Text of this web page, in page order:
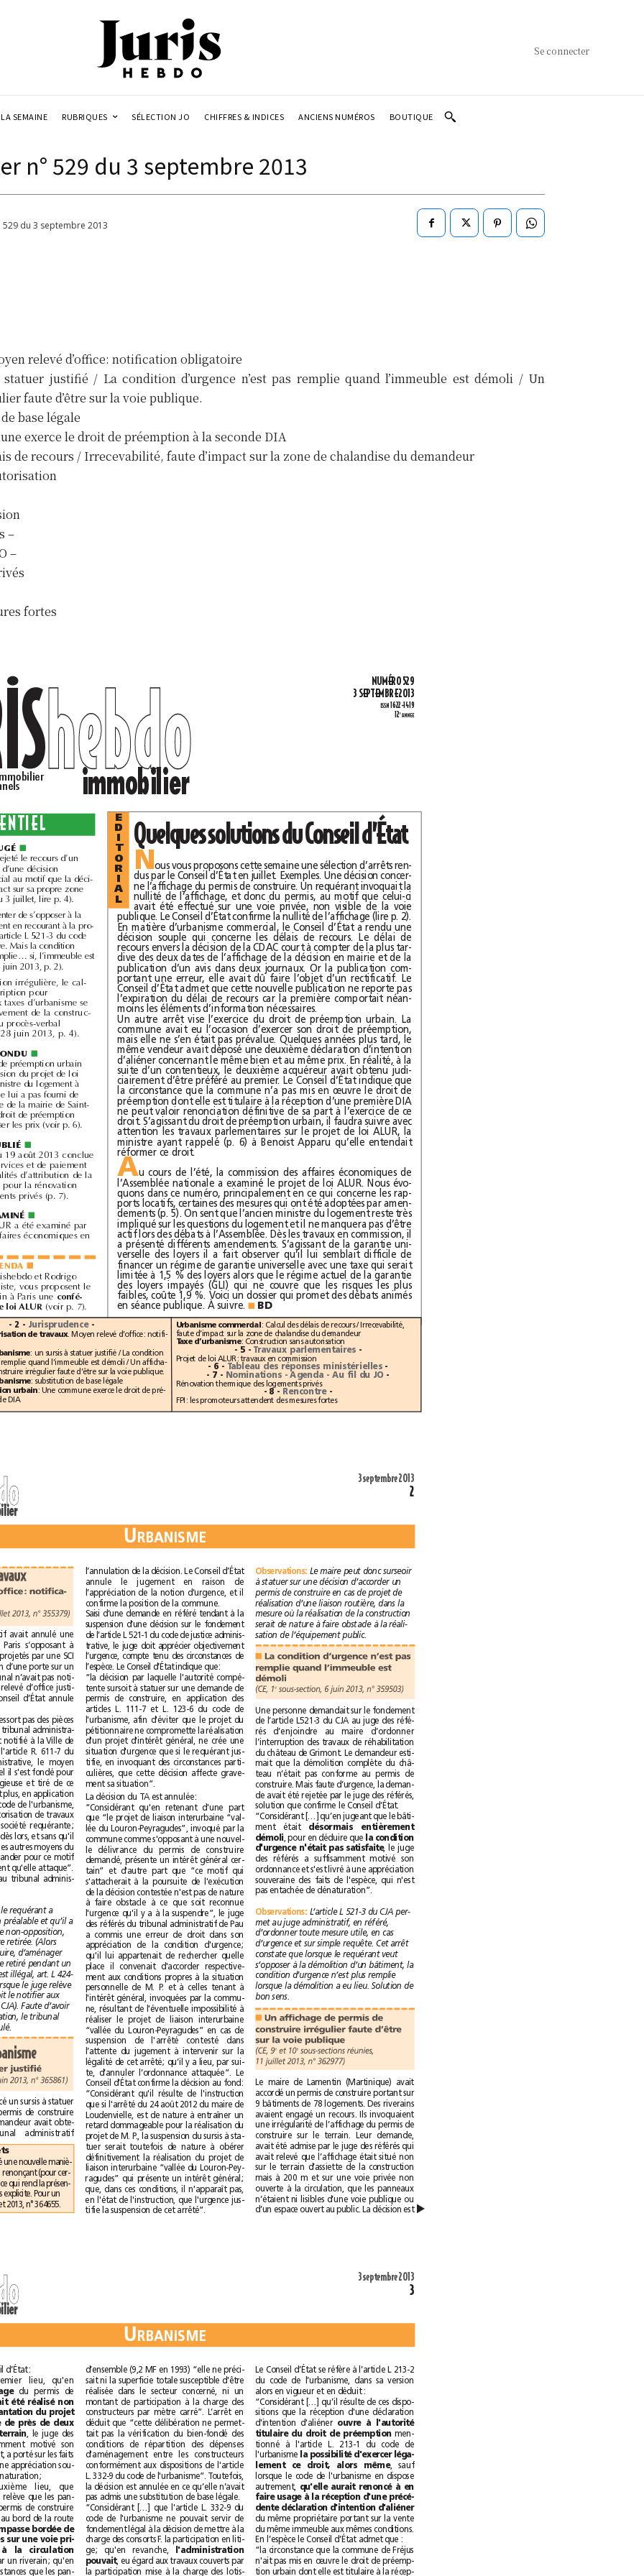
Se connecter
SEMAINE RUBRIQUES SÉLECTION JO CHIFFRES & INDICES ANCIENS NUMÉROS BOUTIQUE
n° 529 du 3 septembre 2013
529 du 3 septembre 2013
relevé d’office: notification obligatoire
justifié / La condition d’urgence n’est pas remplie quand l’immeuble est démoli / Un
faute d’être sur la voie publique.
base légale
exerce le droit de préemption à la seconde DIA
de recours / Irrecevabilité, faute d’impact sur la zone de chalandise du demandeur
–
–
fortes
JUGÉ
Le Conseil d’État a rejeté le recours d’un
requérant à l’encontre d’une décision
d’urbanisme commercial au motif que la déci-
sion n’avait pas d’impact sur sa propre zone
de chalandise (arrêt du 3juillet, lire p.4).
Un requérant peut tenter de s’opposer à la
démolition d’un bâtiment en recourant à la pro-
cédure d’urgence de l’article L 521-3 du code
de justice administrative. Mais la condition
d’urgence n’est pas remplie… si, l’immeuble est
déjà démoli (arrêt du 6juin 2013, p.2).
Pour une construction irrégulière, le cal-
cul du délai de prescription pour
l’assujettissement aux taxes d’urbanisme se
fait à partir de l’achèvement de la construc-
tion et non à partir du procès-verbal
d’infraction (arrêt du 28juin2013, p.4).
RÉPONDU
Le régime du droit de préemption urbain
doit être revu à l’occasion du projet de loi
ALUR a indiqué la ministre du logement à
Benoist Apparu. Elle ne lui a pas fourni de
réponse sur la pratique de la mairie de Saint-
Ouen qui recourt au droit de préemption
urbain pour faire baisser les prix (voir p.6).
PUBLIÉ
Une convention du 19août2013 conclue
entre l’Agence des services et de paiement
et l’État fixe les modalités d’attribution de la
prime exceptionnelle pour la rénovation
thermique des logements privés (p.7).
EXAMINÉ
Le projet de loi ALUR a été examiné par
la commission des affaires économiques en
AGENDA
La rédaction de Jurishebdo et Rodrigo
Acosta-Garcia, urbaniste, vous proposent le
prochain à Paris une confé-
rence sur le projet de loi ALUR (voir p.7).
Quelques solutions du Conseil d’État
N
ous vous proposons cette semaine une sélection d’arrêts ren-
dus par le Conseil d’État en juillet. Exemples. Une décision concer-
ne l’affichage du permis de construire. Un requérant invoquait la
nullité de l’affichage, et donc du permis, au motif que celui-ci
avait été effectué sur une voie privée, non visible de la voie
publique. Le Conseil d’État confirme la nullité de l’affichage (lire p.2).
En matière d’urbanisme commercial, le Conseil d’État a rendu une
décision souple qui concerne les délais de recours. Le délai de
recours envers la décision de la CDAC court à compter de la plus tar-
dive des deux dates de l’affichage de la décision en mairie et de la
publication d’un avis dans deux journaux. Or la publication com-
portant une erreur, elle avait dû faire l’objet d’un rectificatif. Le
Conseil d’État admet que cette nouvelle publication ne reporte pas
l’expiration du délai de recours car la première comportait néan-
moins les éléments d’information nécessaires.
Un autre arrêt vise l’exercice du droit de préemption urbain. La
commune avait eu l’occasion d’exercer son droit de préemption,
mais elle ne s’en était pas prévalue. Quelques années plus tard, le
même vendeur avait déposé une deuxième déclaration d’intention
d’aliéner concernant le même bien et au même prix. En réalité, à la
suite d’un contentieux, le deuxième acquéreur avait obtenu judi-
ciairement d’être préféré au premier. Le Conseil d’État indique que
la circonstance que la commune n’a pas mis en œuvre le droit de
préemption dont elle est titulaire à la réception d’une première DIA
ne peut valoir renonciation définitive de sa part à l’exercice de ce
droit. S’agissant du droit de préemption urbain, il faudra suivre avec
attention les travaux parlementaires sur le projet de loi ALUR, la
ministre ayant rappelé (p.6) à Benoist Apparu qu’elle entendait
réformer ce droit.
A
u cours de l’été, la commission des affaires économiques de
l’Assemblée nationale a examiné le projet de loi ALUR. Nous évo-
quons dans ce numéro, principalement en ce qui concerne les rap-
ports locatifs, certaines des mesures qui ont été adoptées par amen-
dements (p.5). On sent que l’ancien ministre du logement reste très
impliqué sur les questions du logement et il ne manquera pas d’être
a présenté différents amendements. S’agissant de la garantie uni-
verselle des loyers il a fait observer qu’il lui semblait difficile de
financer un régime de garantie universelle avec une taxe qui serait
limitée à 1,5% des loyers alors que le régime actuel de la garantie
des loyers impayés (GLI) qui ne couvre que les risques les plus
faibles, coûte 1,9%. Voici un dossier qui promet des débats animés
en séance publique. À suivre.
BD
JURISh
he
eb
bd
do
o
La lettre du droit immobilier
pour les professionnels
NUM É
RO 529
3 SEPTEMBRE 2013
ISSN
1622-1419
12
ANNEE
L’ESSENTIEL
immobilier
- 2 - Jurisprudence -
Autorisation de travaux
. Moyen relevé d’office: notifi-
Autorisation d’urbanisme : un sursis à statuer justifié / La condition
d’urgence n’est pas remplie quand l’immeuble est démoli / Un afficha-
ge de permis de construire irrégulier faute d’être sur la voie publique.
Participation d’urbanisme : substitution de base légale
Droit de préemption urbain : Une commune exerce le droit de pré-
emption à la seconde DIA
Urbanisme commercial : Calcul des délais de recours / Irrecevabilité,
faute d’impact sur la zone de chalandise du demandeur
Taxe d’urbanisme : Construction sans autorisation
- 5 - Travaux parlementaires -
Projet de loi ALUR: travaux en commission
- 6 - Tableau des réponses ministérielles -
- 7 -
Nominations - Agenda - Au fil du JO -
Rénovation thermique des logements privés
- 8 - Rencontre -
FPI: les promoteurs attendent des mesures fortes
E
D
T
O
R
A
L
3septembre 2013
2
o
o
immobilier
U
U R
R B
BA
A N
N S
S M
M E
E
▲
Autorisation de travaux
Moyen relevé d’office: notifica-
sous-section, 9juillet2013, n°355379)
Le tribunal administratif avait annulé une
décision du maire de Paris s‘opposant à
l’exécution de travaux projetés par une SCI
consistant en la création d’une porte sur un
mur pignon. Or le tribunal n’avait pas noti-
fié à la Ville le moyen relevé d’office justi-
fiant la décision. Le Conseil d’État annule
“Considérant qu'il ne ressort pas des pièces
de la procédure que le tribunal administra-
tif aurait effectivement notifié à la Ville de
Paris, comme l'impose l'article R. 611-7 du
code de justice administrative, le moyen
relevé d'office sur lequel il s'est fondé pour
annuler la décision litigieuse et tiré de ce
que le maire ne pouvait plus, en application
de l'article L. 424-5 du code de l'urbanisme,
légalement retirer l'autorisation de travaux
dont était titulaire la société requérante;
soit besoin d'examiner les autres moyens du
pourvoi, fondée à demander pour ce motif
l'annulation du jugement qu'elle attaque”.
L’affaire est renvoyée au tribunal adminis-
Lorsque le requérant a
déposé une déclaration préalable et qu’il a
obtenu une  décision de non-opposition,
celle-ci ne peut plus être retirée. (Alors
qu’un permis de construire, d’aménager
ou de démolir peut être retiré pendant un
délai de trois mois, s’il est illégal, art. L 424-
5 du code de l’urb.). Lorsque le juge relève
ce moyen d’office, il doit le notifier aux
parties (art. R 611-7 du CJA). Faute d’avoir
procédé à cette notification, le tribunal
voit son jugement annulé.
Autorisation d’urbanisme
Un sursis à statuer justifié
sous-section, 28juin 2013, n°365861)
Un maire avait prononcé un sursis à statuer
sur une demande de permis de construire
trois logements. Le demandeur avait obte-
nu devant le tribunal administratif
l’annulation de la décision. Le Conseil d’État
annule le jugement en raison de
confirme la position de la commune.
Saisi d’une demande en référé tendant à la
suspension d’une décision sur le fondement
de l’article L 521-1 du code de justice adminis-
trative, le juge doit apprécier objectivement
l’urgence, compte tenu des circonstances de
l’espèce. Le Conseil d’État indique que:
“la décision par laquelle l'autorité compé-
tente sursoit à statuer sur une demande de
permis de construire, en application des
articles L. 111-7 et L. 123-6 du code de
l'urbanisme, afin d'éviter que le projet du
pétitionnaire ne compromette la réalisation
d'un projet d'intérêt général, ne crée une
situation d'urgence que si le requérant jus-
tifie, en invoquant des circonstances parti-
culières, que cette décision affecte grave-
ment sa situation”.
La décision du TA est annulée:
“Considérant qu'en retenant d'une part
que “le projet de liaison interurbaine “val-
lée du Louron-Peyragudes”, invoqué par la
commune comme s'opposant à une nouvel-
le délivrance du permis de construire
demandé, présente un intérêt général cer-
tain” et d'autre part que “ce motif qui
s'attacherait à la poursuite de l'exécution
de la décision contestée n'est pas de nature
à faire obstacle à ce que soit reconnue
l'urgence qu'il y a à la suspendre”, le juge
des référés du tribunal administratif de Pau
a commis une erreur de droit dans son
appréciation de la condition d'urgence;
qu'il lui appartenait de rechercher quelle
place il convenait d'accorder respective-
ment aux conditions propres à la situation
personnelle de M. P. et à celles tenant à
l'intérêt général, invoquées par la commu-
ne, résultant de l'éventuelle impossibilité à
réaliser le projet de liaison interurbaine
“vallée du Louron-Peyragudes” en cas de
suspension de l'arrêté contesté dans
l’attente du jugement à intervenir sur la
légalité de cet arrêté; qu’il y a lieu, par sui-
te, d’annuler l’ordonnance attaquée”. Le
Conseil d’État confirme la décision au fond:
“Considérant qu'il résulte de l'instruction
que si l'arrêté du 24août 2012 du maire de
Loudenvielle, est de nature à entraîner un
retard dommageable pour la réalisation du
projet de M. P., la suspension du sursis à sta-
tuer serait toutefois de nature à obérer
définitivement la réalisation du projet de
liaison interurbaine “vallée du Louron-Pey-
ragudes” qui présente un intérêt général;
que, dans ces conditions, il n'apparaît pas,
en l'état de l'instruction, que l'urgence jus-
tifie la suspension de cet arrêté”.
O
Ob
bs
se
er
rv
va
at
ti
io
on
ns
s: Le maire peut donc surseoir
à statuer sur une décision d’accorder un
permis de construire en cas de projet de
réalisation d’une liaison routière, dans la
mesure où la réalisation de la construction
serait de nature à faire obstacle à la réali-
sation de l’équipement public.
La condition d’urgence n’est pas
remplie quand l’immeuble est
démoli
(CE, 1e sous-section, 6juin 2013, n°359503)
Une personne demandait sur le fondement
de l’article L521-3 du CJA au juge des réfé-
rés d’enjoindre au maire d’ordonner
l’interruption des travaux de réhabilitation
du château de Grimont. Le demandeur esti-
mait que la démolition complète du châ-
teau n’était pas conforme au permis de
construire. Mais faute d’urgence, la deman-
de avait été rejetée par le juge des référés,
solution que confirme le Conseil d’État.
“Considérant […] qu’en jugeant que le bâti-
ment était
désormais entièrement
démoli
la condition
d'urgence n'était pas satisfaite
, le juge
des référés a suffisamment motivé son
ordonnance et s'est livré à une appréciation
souveraine des faits de l'espèce, qui n'est
pas entachée de dénaturation”.
Observations: L’article L 521-3 du CJA per-
met au juge administratif, en référé,
d’ordonner toute mesure utile, en cas
d’urgence et sur simple requête. Cet arrêt
constate que lorsque le requérant veut
s’opposer à la démolition d’un bâtiment, la
condition d’urgence n’est plus remplie
lorsque la démolition a eu lieu. Solution de
bon sens.
Un affichage de permis de
construire irrégulier faute d’être
sur la voie publique
(CE, 9e et 10e
sous-sections réunies,
11juillet2013, n°362977)
Le maire de Lamentin (Martinique) avait
accordé un permis de construire portant sur
9 bâtiments de 78 logements. Des riverains
avaient engagé un recours. Ils invoquaient
une irrégularité de l’affichage du permis de
construire sur le terrain. Leur demande,
avait été admise par le juge des référés qui
avait relevé que l’affichage était situé non
sur le terrain d’assiette de la construction
mais à 200m et sur une voie privée non
ouverte à la circulation, que les panneaux
n’étaient ni lisibles d’une voie publique ou
d’un espace ouvert au public. La décision est
Rédaction d’arrêts
Le Conseil d’État a adopté une nouvelle maniè-
re de rédiger ses arrêts en renonçant (pour cer-
tains) à la phrase unique, ce qui rend la présen-
tation des arguments plus explicite. Pour un
exemple: arrêt du 17juillet 2013, n°364655.
confirmée par le Conseil d’État:
“Considérant, en premier lieu, qu'en
l'affichage
du permis de
avait été réalisé non
sur le terrain d'implantation du projet
mais à une distance de près de deux
cents mètres de ce terrain
, le juge des
référés, qui a suffisamment motivé son
ordonnance sur ce point, a porté sur les faits
qui lui étaient soumis une appréciation sou-
veraine exempte de dénaturation;
Considérant, en deuxième lieu, que
l'ordonnance attaquée relève que les pan-
neaux d'affichage du permis de construire
étaient placés non pas au bord de la route
au fond d'une impasse bordée de
deux maisons privées sur une voie pri-
vée non ouverte à la circulation
et utilisée par un riverain; qu'en
déduisant de ces circonstances que les pan-
d’ensemble (9,2MF en 1993) “elle ne préci-
sait ni la superficie totale susceptible d'être
réalisée dans le secteur concerné, ni un
montant de participation à la charge des
constructeurs par mètre carré”. L’arrêt en
déduit que “cette délibération ne permet-
tait pas la vérification du bien-fondé des
conditions de répartition des dépenses
d'aménagement entre les constructeurs
conformément aux dispositions de l'article
L. 332-9 du code de l'urbanisme”. Toutefois,
la décision est annulée en ce qu’elle n’avait
pas admis une substitution de base légale.
“Considérant […] que l'article L. 332-9 du
code de l'urbanisme ne pouvait servir de
fondement légal à la décision de mettre à la
charge des consorts F. la participation en liti-
l'administration
pouvait
, eu égard aux travaux couverts par
la participation mise à la charge des lotis-
Le Conseil d’État se réfère à l’article L 213-2
du code de l’urbanisme, dans sa version
alors en vigueur et en déduit :
“Considérant […] qu’il résulte de ces dispo-
sitions que la réception d'une déclaration
d'intention d'aliéner
ouvre à l'autorité
titulaire du droit de préemption
men-
tionné à l'article L. 213-1 du code de
la possibilité d'exercer léga-
lement ce droit, alors même
, sauf
lorsque le code de l'urbanisme en dispose
qu'elle aurait renoncé à en
faire usage à la réception d'une précé-
dente déclaration d'intention d'aliéner
du même propriétaire portant sur la vente
du même immeuble aux mêmes conditions.
En l’espèce le Conseil d’État admet que :
“la circonstance que la commune de Fréjus
n'ait pas mis en œuvre le droit de préemp-
tion urbain dont elle est titulaire à la récep-
3septembre 2013
3
o
o
immobilier
U
U R
R B
BA
A N
N S
S M
M E
E